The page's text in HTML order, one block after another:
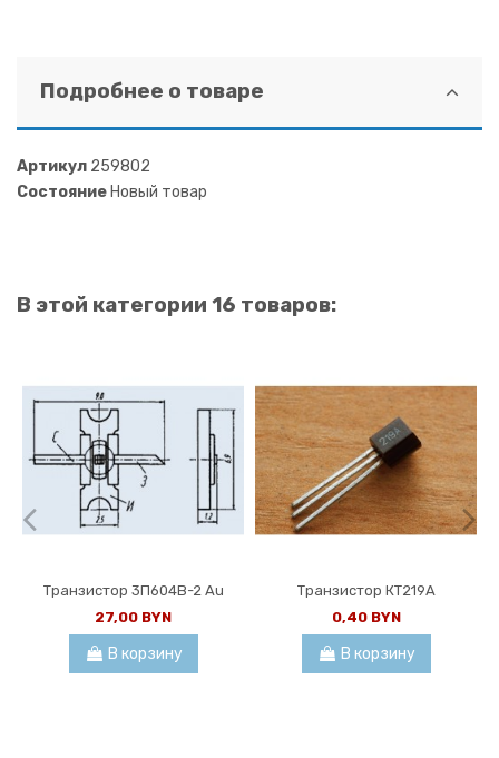
Подробнее о товаре
Артикул 259802
СостояниеНовый товар
В этой категории 16 товаров:
Транзистор 3П604В-2 Au
27,00 BYN
В корзину
Транзистор КТ219А
0,40 BYN
В корзину